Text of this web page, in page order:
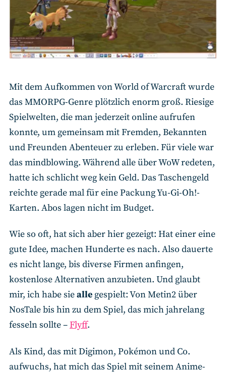
Mit dem Aufkommen von World of Warcraft wurde
das MMORPG-Genre plötzlich enorm groß. Riesige
Spielwelten, die man jederzeit online aufrufen
konnte, um gemeinsam mit Fremden, Bekannten
und Freunden Abenteuer zu erleben. Für viele war
das mindblowing. Während alle über WoW redeten,
hatte ich schlicht weg kein Geld. Das Taschengeld
reichte gerade mal für eine Packung Yu-Gi-Oh!-
Karten. Abos lagen nicht im Budget.
Wie so oft, hat sich aber hier gezeigt: Hat einer eine
gute Idee, machen Hunderte es nach. Also dauerte
es nicht lange, bis diverse Firmen anfingen,
kostenlose Alternativen anzubieten. Und glaubt
mir, ich habe siealle gespielt: Von Metin2 über
NosTale bis hin zu dem Spiel, das mich jahrelang
fesseln sollte –Flyff.
Als Kind, das mit Digimon, Pokémon und Co.
aufwuchs, hat mich das Spiel mit seinem Anime-